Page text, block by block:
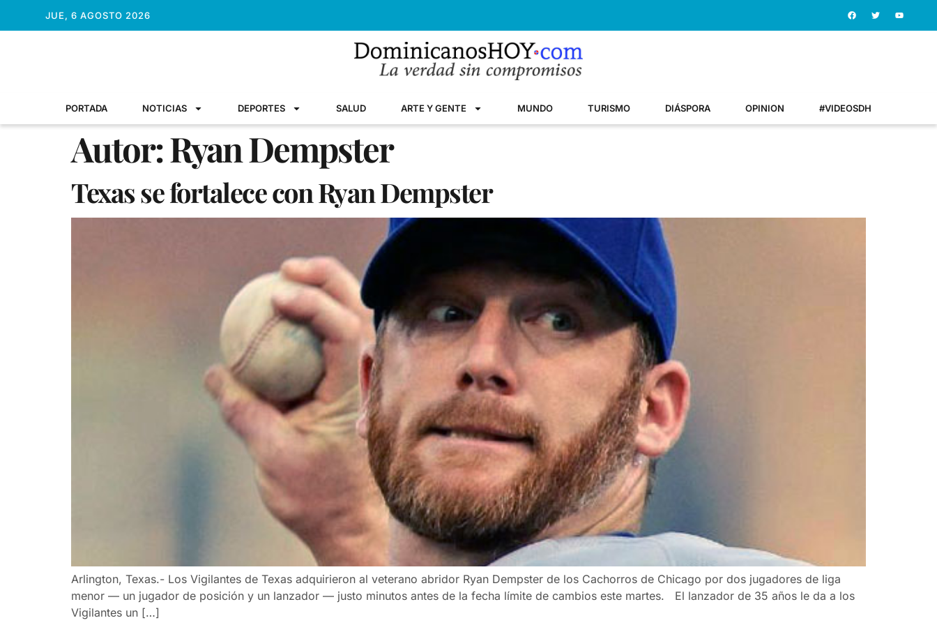
JUE, 6 AGOSTO 2026
PORTADA NOTICIAS DEPORTES SALUD ARTE Y GENTE MUNDO TURISMO DIÁSPORA OPINION #VIDEOSDH
Autor:Ryan Dempster
Texas se fortalece con Ryan Dempster
Arlington, Texas.- Los Vigilantes de Texas adquirieron al veterano abridor Ryan Dempster de los Cachorros de Chicago por dos jugadores de liga
menor — un jugador de posición y un lanzador — justo minutos antes de la fecha límite de cambios este martes. El lanzador de 35 años le da a los
Vigilantes un […]